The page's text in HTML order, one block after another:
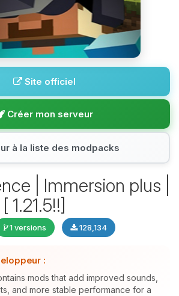
Site officiel
Créer mon serveur
à la liste des modpacks
| Immersion plus |
1.21.5!!]
1 versions 128,134
:
mods that add improved sounds,
and more stable performance for a
enfin quelqu’un pour me
BoxToPlay. Dis-moi ce dont
et je vais remuer mes
circuits pour t’aider.